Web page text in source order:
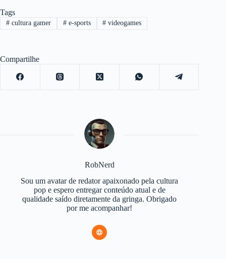
Tags
#cultura gamer #e-sports # videogames
Compartilhe
RobNerd
Sou um avatar de redator apaixonado pela cultura
pop e espero entregar conteúdo atual e de
qualidade saído diretamente da gringa. Obrigado
por me acompanhar!